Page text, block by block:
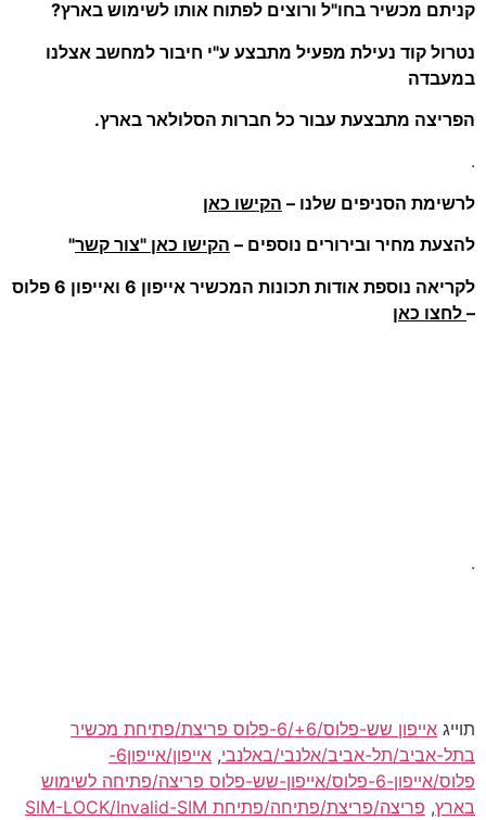
קניתם מכשיר בחו"ל ורוצים לפתוח אותו לשימוש בארץ?
נטרול קוד נעילת מפעיל מתבצע ע"י חיבור למחשב אצלנו
במעבדה
הפריצה מתבצעת עבור כל חברות הסלולאר בארץ.
.
לרשימת הסניפים שלנו – הקישו כאן
להצעת מחיר ובירורים נוספים – הקישו כאן "צור קשר"
לקריאה נוספת אודות תכונות המכשיר אייפון 6 ואייפון 6 פלוס
– לחצו כאן
.
תוייג
אייפון שש-פלוס/6+/6-פלוס פריצת/פתיחת מכשיר
בתל-אביב/תל-אביב/אלנבי/באלנבי,
אייפון/אייפון6-
פלוס/אייפון-6-פלוס/אייפון-שש-פלוס פריצה/פתיחה לשימוש
בארץ,
פריצה/פריצת/פתיחה/פתיחת SIM-LOCK/Invalid-SIM